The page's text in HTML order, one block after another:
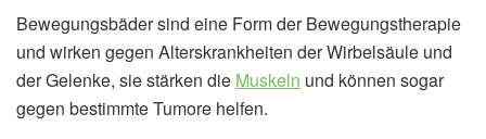
Bewegungsbäder sind eine Form der Bewegungstherapie
und wirken gegen Alterskrankheiten der Wirbelsäule und
der Gelenke, sie stärken die Muskeln und können sogar
gegen bestimmte Tumore helfen.